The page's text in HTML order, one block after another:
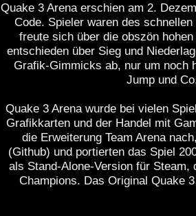
Quake 3 Arena erschien am 2.
Code. Spieler waren des
freute sich über die obszön
entschieden über Sieg und
Grafik-Gimmicks ab, nur um noch
Jump und
Quake 3 Arena wurde bei vielen
Grafikkarten und der Handel mit
die Erweiterung Team Arena
(Github) und portierten das Spiel
als Stand-Alone-Version für
Champions. Das Original Quake